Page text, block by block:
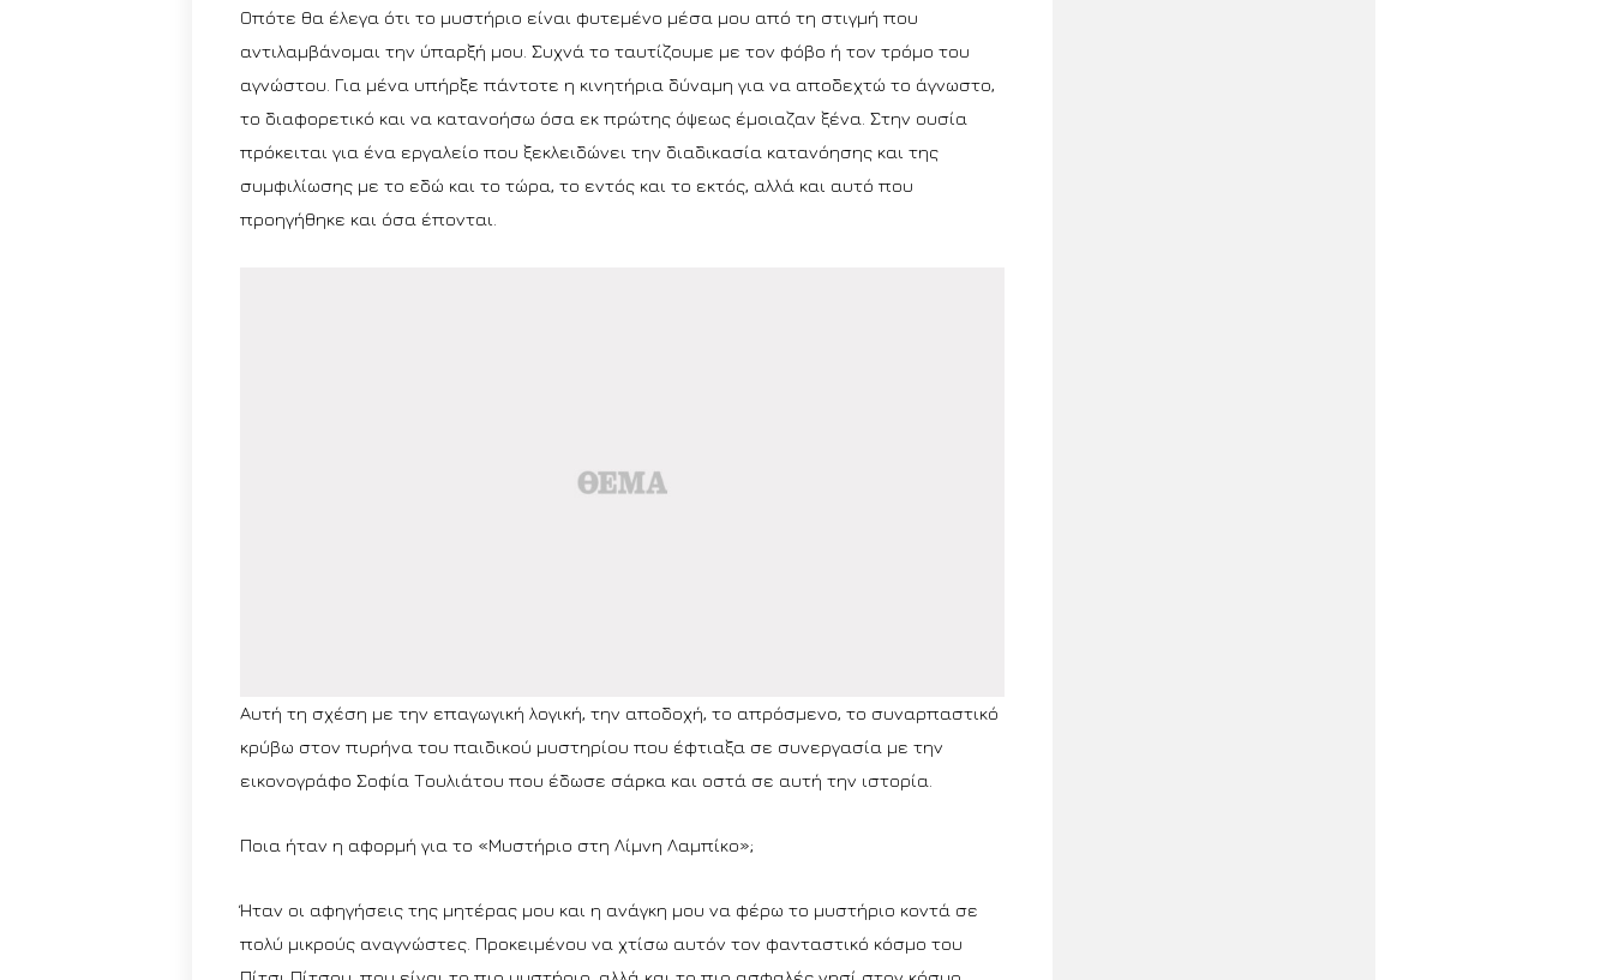
Οπότε θα έλεγα ότι το μυστήριο είναι φυτεμένο μέσα μου από τη στιγμή που
αντιλαμβάνομαι την ύπαρξή μου. Συχνά το ταυτίζουμε με τον φόβο ή τον τρόμο του
αγνώστου. Για μένα υπήρξε πάντοτε η κινητήρια δύναμη για να αποδεχτώ το άγνωστο,
το διαφορετικό και να κατανοήσω όσα εκ πρώτης όψεως έμοιαζαν ξένα. Στην ουσία
πρόκειται για ένα εργαλείο που ξεκλειδώνει την διαδικασία κατανόησης και της
συμφιλίωσης με το εδώ και το τώρα, το εντός και το εκτός, αλλά και αυτό που
προηγήθηκε και όσα έπονται.
Αυτή τη σχέση με την επαγωγική λογική, την αποδοχή, το απρόσμενο, το συναρπαστικό
κρύβω στον πυρήνα του παιδικού μυστηρίου που έφτιαξα σε συνεργασία με την
εικονογράφο Σοφία Τουλιάτου που έδωσε σάρκα και οστά σε αυτή την ιστορία.
Ποια ήταν η αφορμή για το «Μυστήριο στη Λίμνη Λαμπίκο»;
Ήταν οι αφηγήσεις της μητέρας μου και η ανάγκη μου να φέρω το μυστήριο κοντά σε
πολύ μικρούς αναγνώστες. Προκειμένου να χτίσω αυτόν τον φανταστικό κόσμο του